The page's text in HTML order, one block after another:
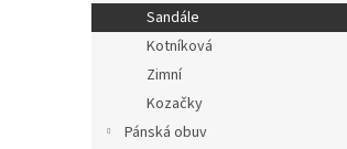
n
e
Sandále
Kotníková
Zimní
Kozačky
Pánská obuv